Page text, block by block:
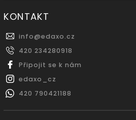
KONTAKT
info@edaxo.cz
420 234280918
Připojit se k nám
edaxo_cz
420 790421188